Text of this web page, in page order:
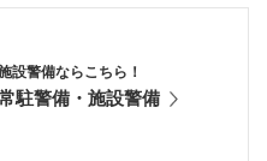
設警備ならこちら！
駐警備・施設警備